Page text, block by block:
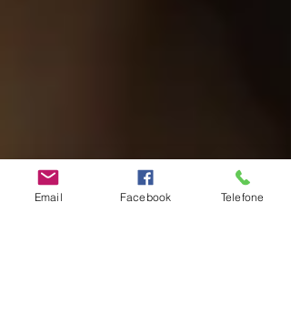
Email Facebook Telefone